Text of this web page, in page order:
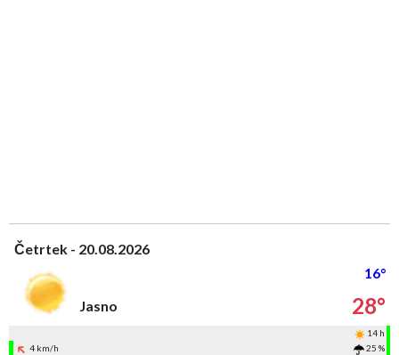
Četrtek - 20.08.2026
16°
Jasno
28°
14 h
4 km/h
25 %